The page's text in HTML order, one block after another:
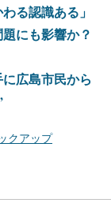
る認識ある」
にも影響か？
広島市民から
クアップ